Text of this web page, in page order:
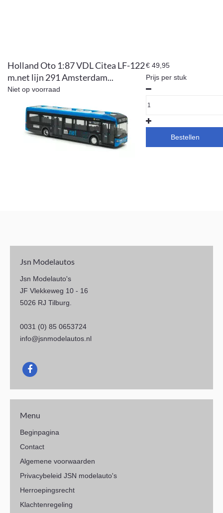
Holland Oto 1:87 VDL Citea LF-122
m.net lijn 291 Amsterdam...
Niet op voorraad
€ 49,95
Prijs per stuk
Bestellen
Jsn Modelautos
Jsn Modelauto's
JF Vlekkeweg 10 - 16
5026 RJ Tilburg.
0031 (0) 85 0653724
info@jsnmodelautos.nl
Menu
Beginpagina
Contact
Algemene voorwaarden
Privacybeleid JSN modelauto's
Herroepingsrecht
Klachtenregeling